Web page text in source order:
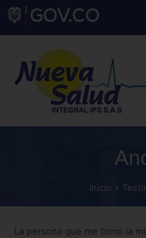
Inicio
La persona que me tomó la